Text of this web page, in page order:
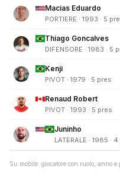
Macias Eduardo
PORTIERE · 1993 · 5
Thiago Goncalves
DIFENSORE · 1983 · 5
Kenji
PIVOT · 1979 · 5 pres
Renaud Robert
PIVOT · 1993 · 5 pres
Juninho
LATERALE · 1985 ·
Su mobile: giocatore con ruolo, anno e